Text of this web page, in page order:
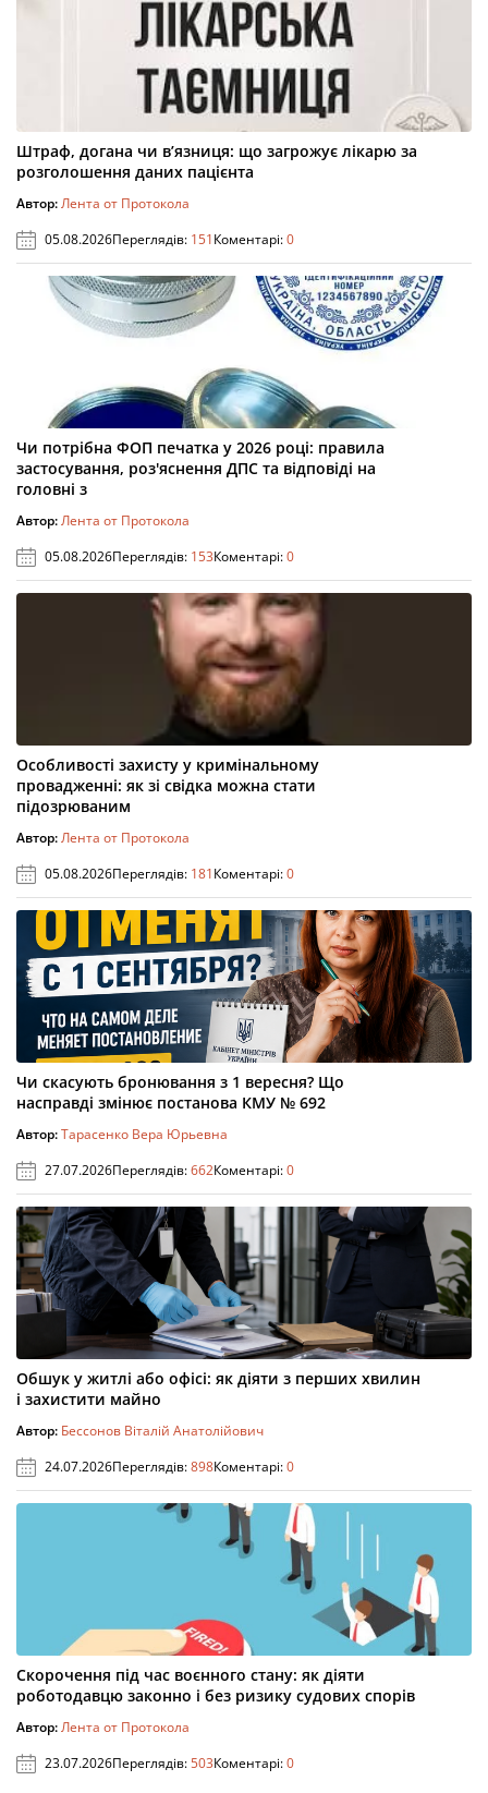
Штраф, догана чи в’язниця: що загрожує лікарю за
розголошення даних пацієнта
Автор:Лента от Протокола
05.08.2026Переглядів: 151Коментарі:0
Чи потрібна ФОП печатка у 2026 році: правила
застосування, роз'яснення ДПС та відповіді на
головні з
Автор:Лента от Протокола
05.08.2026Переглядів: 153Коментарі:0
Особливості захисту у кримінальному
провадженні: як зі свідка можна стати
підозрюваним
Автор:Лента от Протокола
05.08.2026Переглядів: 181Коментарі:0
Чи скасують бронювання з 1 вересня? Що
насправді змінює постанова КМУ № 692
Автор:Тарасенко Вера Юрьевна
27.07.2026Переглядів:662Коментарі:0
Обшук у житлі або офісі: як діяти з перших хвилин
і захистити майно
Автор: Бессонов Віталій Анатолійович
24.07.2026Переглядів:898Коментарі:0
Скорочення під час воєнного стану: як діяти
роботодавцю законно і без ризику судових спорів
Автор:Лента от Протокола
23.07.2026Переглядів:503Коментарі:0